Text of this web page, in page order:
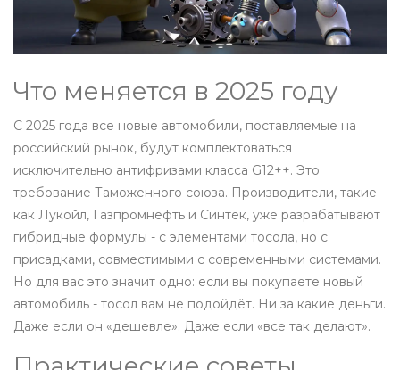
Что меняется в 2025 году
С 2025 года все новые автомобили, поставляемые на
российский рынок, будут комплектоваться
исключительно антифризами класса G12++. Это
требование Таможенного союза. Производители, такие
как Лукойл, Газпромнефть и Синтек, уже разрабатывают
гибридные формулы - с элементами тосола, но с
присадками, совместимыми с современными системами.
Но для вас это значит одно: если вы покупаете новый
автомобиль - тосол вам не подойдёт. Ни за какие деньги.
Даже если он «дешевле». Даже если «все так делают».